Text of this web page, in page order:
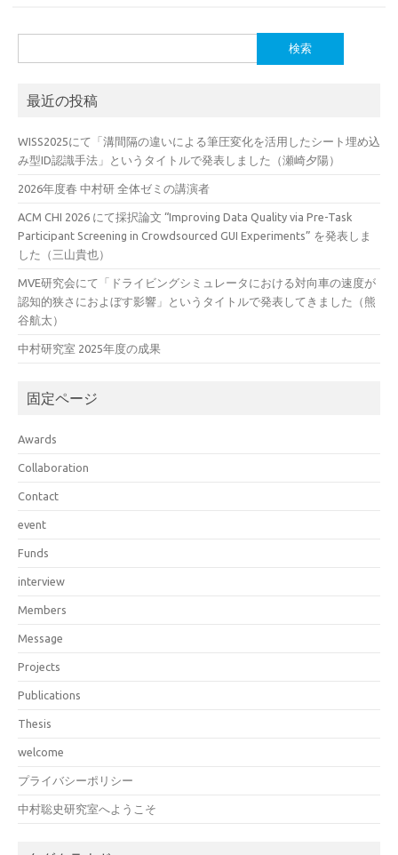
索:
最近の投稿
WISS2025にて「溝間隔の違いによる筆圧変化を活用したシート埋め込
み型ID認識手法」というタイトルで発表しました（瀬崎夕陽）
2026年度春 中村研 全体ゼミの講演者
ACM CHI 2026 にて採択論文 “Improving Data Quality via Pre-Task
Participant Screening in Crowdsourced GUI Experiments” を発表しま
した（三山貴也）
MVE研究会にて「ドライビングシミュレータにおける対向車の速度が
認知的狭さにおよぼす影響」というタイトルで発表してきました（熊
谷航太）
中村研究室 2025年度の成果
固定ページ
Awards
Collaboration
Contact
event
Funds
interview
Members
Message
Projects
Publications
Thesis
welcome
プライバシーポリシー
中村聡史研究室へようこそ